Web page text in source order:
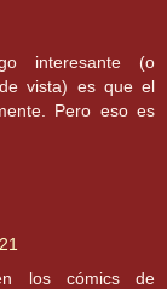
interesante (o
vista) es que el
Pero eso es
los cómics de